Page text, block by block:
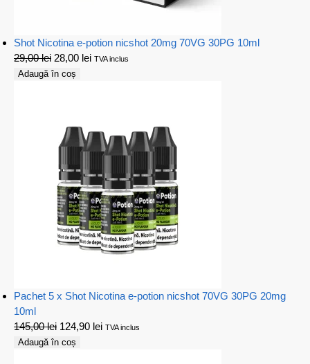
Shot Nicotina e-potion nicshot 20mg 70VG 30PG 10ml
29,00lei 28,00 lei TVA inclus
Adaugă în coș
Pachet 5 x Shot Nicotina e-potion nicshot 70VG 30PG 20mg
10ml
145,00lei 124,90 lei TVA inclus
Adaugă în coș